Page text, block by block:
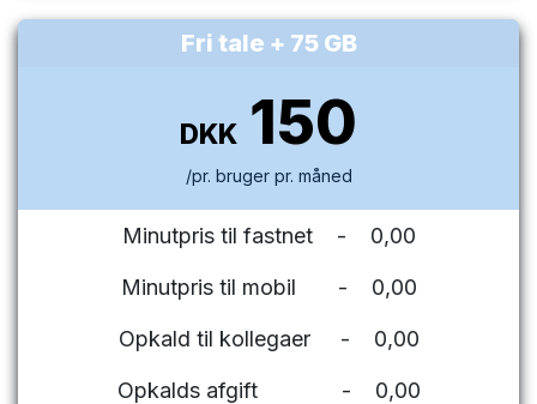
Fri tale + 75 GB
DKK 150
/pr. bruger pr. måned
Minutpris til fastnet - 0,00
Minutpris til mobil - 0,00
Opkald til kollegaer - 0,00
Opkalds afgift - 0,00